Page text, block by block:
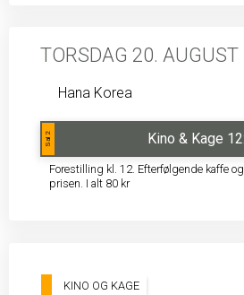
TORSDAG 20. AUGUST
Hana Korea
Sal 2 Kino & Kage
Forestilling kl. 12. Efterfølgende kaffe
prisen. I alt 80 kr
KINO OG KAGE